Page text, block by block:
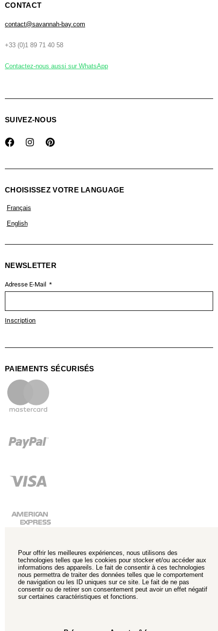
CONTACT
contact@savannah-bay.com
+33 (0)1 89 71 40 58
Contactez-nous aussi sur WhatsApp
SUIVEZ-NOUS
CHOISISSEZ VOTRE LANGUAGE
Français
English
NEWSLETTER
Adresse E-Mail
Inscription
PAIEMENTS SÉCURISÉS
Pour offrir les meilleures expériences, nous utilisons des
technologies telles que les cookies pour stocker et/ou accéder aux
informations des appareils. Le fait de consentir à ces technologies
nous permettra de traiter des données telles que le comportement
de navigation ou les ID uniques sur ce site. Le fait de ne pas
consentir ou de retirer son consentement peut avoir un effet négatif
sur certaines caractéristiques et fonctions.